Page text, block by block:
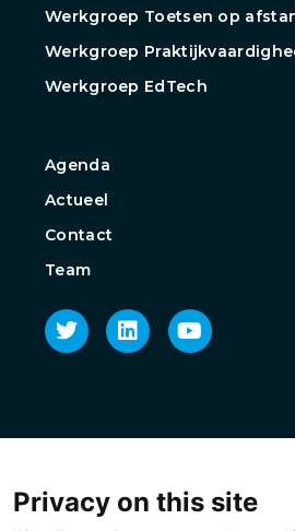
Werkgroep Toetsen op
Werkgroep
Werkgroep EdTech
Agenda
Actueel
Contact
Team
Privacy on this site